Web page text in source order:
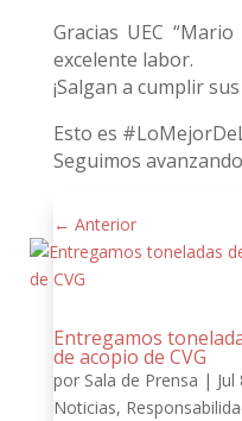
Gracias UEC
excelente labor.
¡Salgan a cumplir
Esto es
Seguimos
← Anterior
Entregamos
de acopio de CVG
por Sala de Prensa |
Noticias,